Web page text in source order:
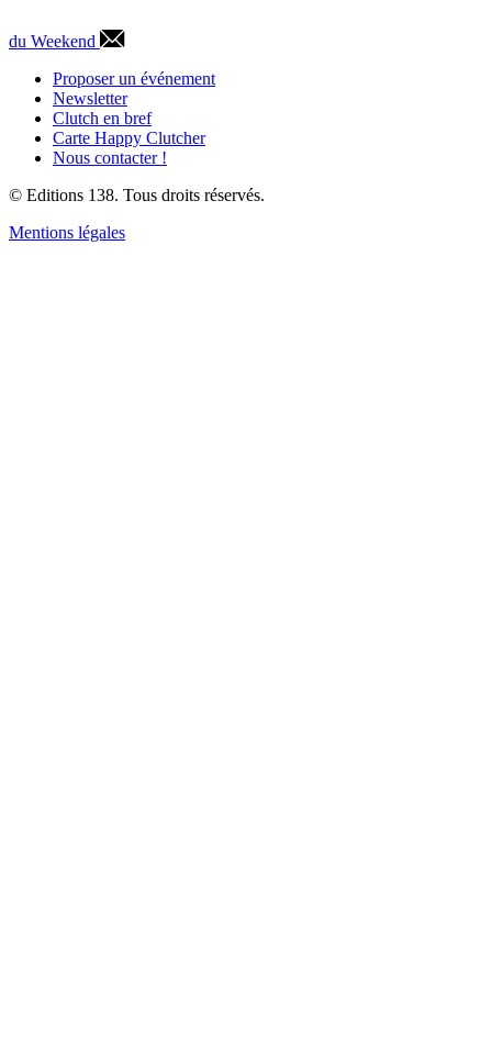
du Weekend
Proposer un événement
Newsletter
Clutch en bref
Carte Happy Clutcher
Nous contacter !
© Editions 138. Tous droits réservés.
Mentions légales